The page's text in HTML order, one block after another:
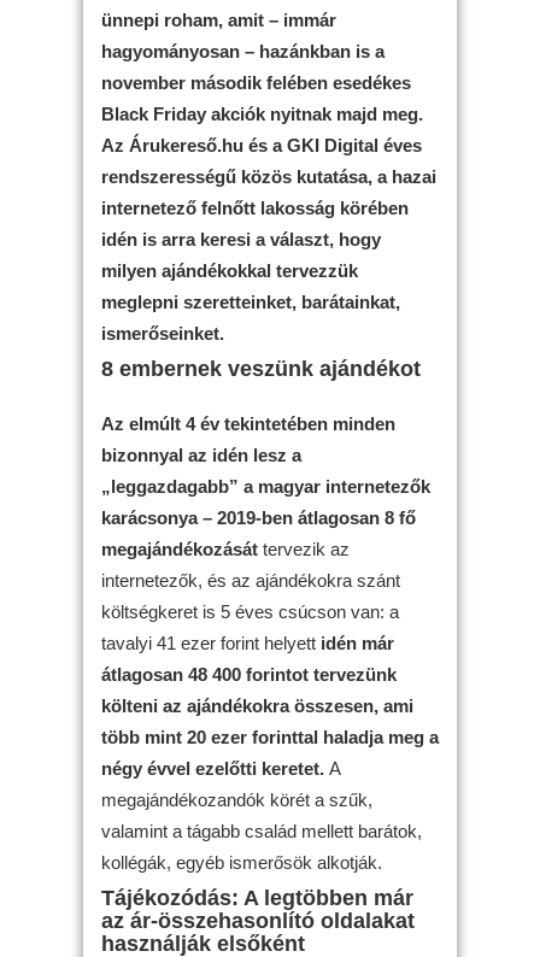
ünnepi roham, amit – immár
hagyományosan – hazánkban is a
november második felében esedékes
Black Friday akciók nyitnak majd meg.
Az Árukereső.hu és a GKI Digital éves
rendszerességű közös kutatása, a hazai
internetező felnőtt lakosság körében
idén is arra keresi a választ, hogy
milyen ajándékokkal tervezzük
meglepni szeretteinket, barátainkat,
ismerőseinket.
8 embernek veszünk ajándékot
Az elmúlt 4 év tekintetében minden
bizonnyal az idén lesz a
„leggazdagabb” a magyar internetezők
karácsonya – 2019-ben átlagosan 8 fő
megajándékozását tervezik az
internetezők, és az ajándékokra szánt
költségkeret is 5 éves csúcson van: a
tavalyi 41 ezer forint helyett idén már
átlagosan 48 400 forintot tervezünk
költeni az ajándékokra összesen, ami
több mint 20 ezer forinttal haladja meg a
négy évvel ezelőtti keretet. A
megajándékozandók körét a szűk,
valamint a tágabb család mellett barátok,
kollégák, egyéb ismerősök alkotják.
Tájékozódás: A legtöbben már
az ár-összehasonlító oldalakat
használják elsőként